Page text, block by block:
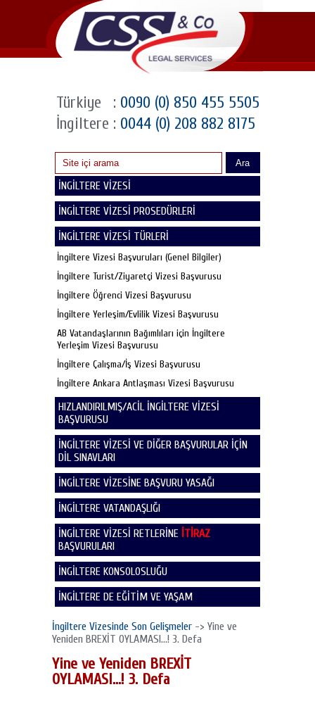
Türkiye : 0090 (0) 850 455 5505
İngiltere : 0044 (0) 208 882 8175
Ara
İNGİLTERE VİZESİ
İNGİLTERE VİZESİ PROSEDÜRLERİ
İNGİLTERE VİZESİ TÜRLERİ
İngiltere Vizesi Başvuruları (Genel Bilgiler)
İngiltere Turist/Ziyaretçi Vizesi Başvurusu
İngiltere Öğrenci Vizesi Başvurusu
İngiltere Yerleşim/Evlilik Vizesi Başvurusu
AB Vatandaşlarının Bağımlıları için İngiltere
Yerleşim Vizesi Başvurusu
İngiltere Çalışma/İş Vizesi Başvurusu
İngiltere Ankara Antlaşması Vizesi Başvurusu
HIZLANDIRILMIŞ/ACİL İNGİLTERE VİZESİ
BAŞVURUSU
İNGİLTERE VİZESİ VE DİĞER BAŞVURULAR İÇİN
DİL SINAVLARI
İNGİLTERE VİZESİNE BAŞVURU YASAĞI
İNGİLTERE VATANDAŞLIĞI
İNGİLTERE VİZESİ RETLERİNE İTİRAZ
BAŞVURULARI
İNGİLTERE KONSOLOSLUĞU
İNGİLTERE DE EĞİTİM VE YAŞAM
İngiltere Vizesinde Son Gelişmeler -> Yine ve
Yeniden BREXİT OYLAMASI…! 3. Defa
Yine ve Yeniden BREXİT
OYLAMASI…! 3. Defa